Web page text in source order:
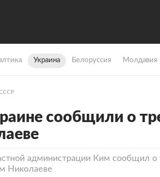
Украина Белоруссия Молдавия
сообщили о
администрации Ким сообщил о
Николаеве